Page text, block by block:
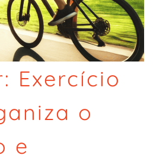
Exercício
o
e